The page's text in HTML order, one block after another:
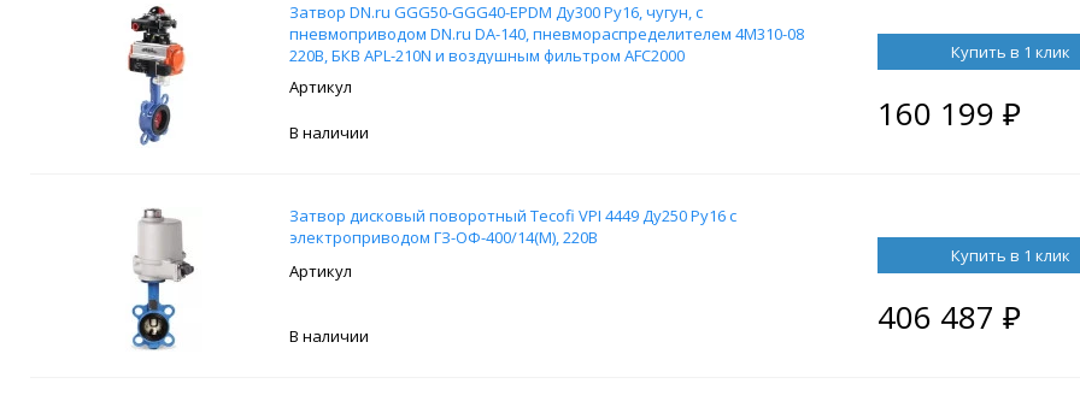
Затвор DN.ru GGG50-GGG40-EPDM Ду300 Ру16, чугун, с
пневмоприводом DN.ru DA-140, пневмораспределителем 4M310-08
220В, БКВ APL-210N и воздушным фильтром AFC2000
В наличии
Купить в 1 клик
160 199₽
Затвор дисковый поворотный Tecofi VPI 4449 Ду250 Ру16 с
электроприводом ГЗ-ОФ-400/14(М), 220В
В наличии
Купить в 1 клик
406 487₽